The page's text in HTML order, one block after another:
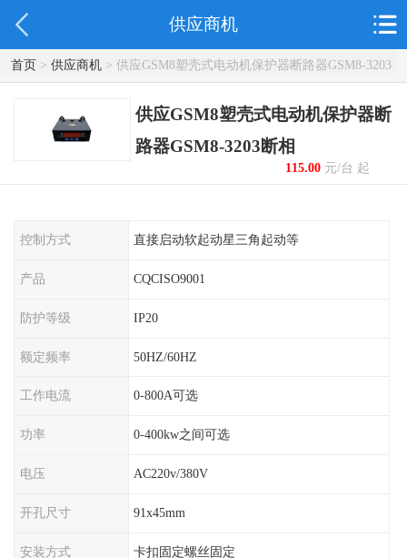
供应商机
首页> 供应商机> 供应GSM8塑壳式电动机保护器断路器GSM8-3203
断相
供应GSM8塑壳式电动机保护器断
路器GSM8-3203断相
115.00元/台 起
控制方式 直接启动软起动星三角起动等
产品 CQCISO9001
防护等级 IP20
额定频率 50HZ/60HZ
工作电流 0-800A可选
功率 0-400kw之间可选
电压 AC220v/380V
开孔尺寸 91x45mm
安装方式 卡扣固定螺丝固定